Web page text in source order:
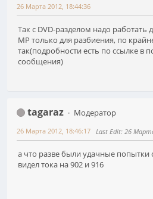
26 Марта 2012, 18:44:36
Так с DVD-разделом надо работать
MP только для разбиения, по
так(подробности есть по ссылке в
сообщения)
tagaraz
Модератор
26 Марта 2012, 18:46:17 Last Edit: 26
а что разве были удачные попытки
видел тока на 902 и 916